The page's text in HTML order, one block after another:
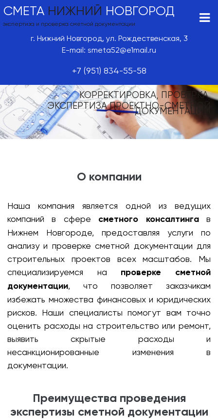
СМЕТА НИЖНИЙ НОВГОРОД
экспертиза и проверка сметной документации
г. Нижний Новгород, ул. Рождественская, 3
E-mail: smeta52@e1mail.ru
+7 (951) 834-55-58
КОРРЕКТИРОВКА, ПРОВЕРКА,
ЭКСПЕРТИЗА ПРОЕКТНО-СМЕТНОЙ
ДОКУМЕНТАЦИИ
О компании
Наша компания является одной из ведущих
компаний в сфере сметного консалтингав
Нижнем Новгороде, предоставляя услуги по
анализу и проверке сметной документации для
строительных проектов всех масштабов. Мы
специализируемся на проверке сметной
документации, что позволяет заказчикам
избежать множества финансовых и юридических
рисков. Наши специалисты помогут вам точно
оценить расходы на строительство или ремонт,
выявить скрытые расходы и
несанкционированные изменения в
документации.
Преимущества проведения
экспертизы сметной документации